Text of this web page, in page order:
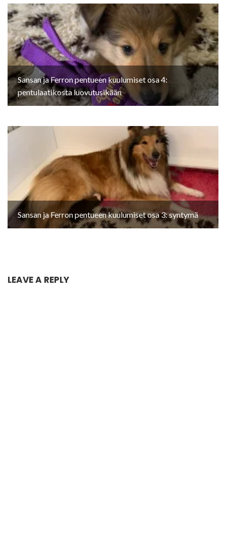
Sansan ja Ferron pentueen kuulumiset osa 4:
pentulaatikosta luovutusikään
Sansan ja Ferron pentueen kuulumiset osa 3: syntymä
LEAVE A REPLY